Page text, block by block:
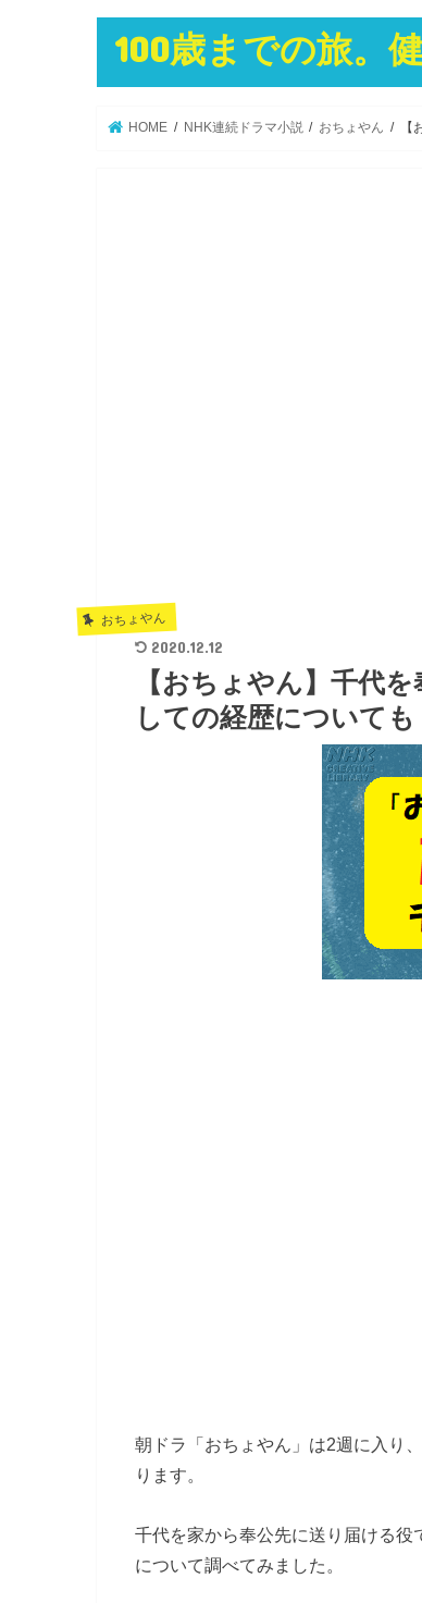
100歳までの旅。
HOME NHK連続ドラマ小説 おちょやん 【
おちょやん
2020.12.12
【おちょやん】千代
しての経歴についても
朝ドラ「おちょやん」は2週に入り
ります。
千代を家から奉公先に送り届ける
について調べてみました。